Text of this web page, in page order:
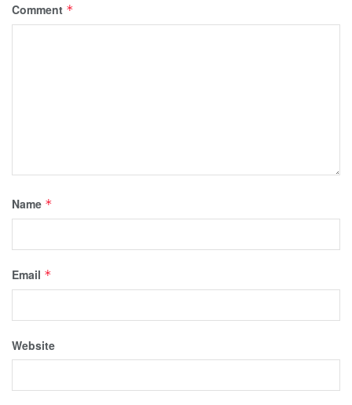
Comment *
Name *
Email *
Website